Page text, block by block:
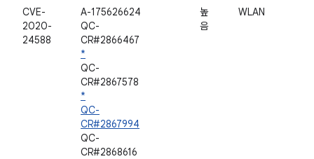
CVE-
2020-
24588
A-175626624
QC-
CR#2866467
*
QC-
CR#2867578
*
QC-
CR#2867994
QC-
CR#2868616
높
음
WLAN